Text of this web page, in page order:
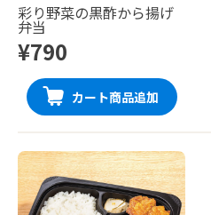
彩り野菜の黒酢から揚げ
弁当
¥790
カート商品追加